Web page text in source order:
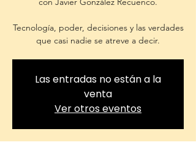
Tecnología, poder, decisiones y las verdades
que casi nadie se atreve a decir.
Las entradas no están a la
venta
Ver otros eventos